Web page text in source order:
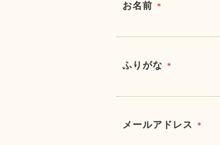
お名前 ＊
ふりがな ＊
メールアドレス ＊